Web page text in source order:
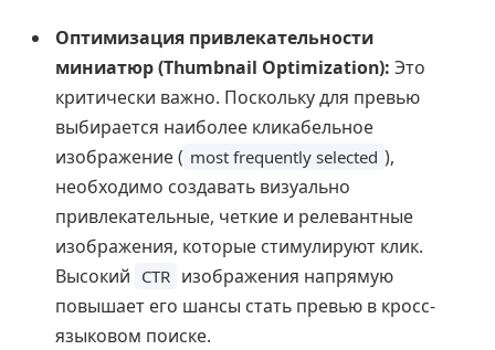
Оптимизация привлекательности
миниатюр (Thumbnail Optimization): Это
критически важно. Поскольку для превью
выбирается наиболее кликабельное
изображение ( most frequently selected ),
необходимо создавать визуально
привлекательные, четкие и релевантные
изображения, которые стимулируют клик.
Высокий CTR изображения напрямую
повышает его шансы стать превью в кросс-
языковом поиске.